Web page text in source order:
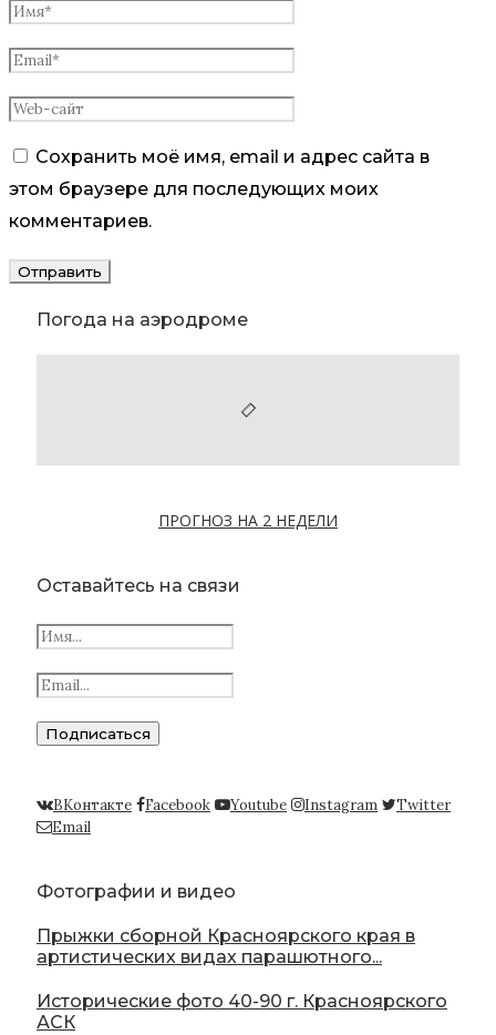
Сохранить моё имя, email и адрес сайта в
этом браузере для последующих моих
комментариев.
Погода на аэродроме
ПРОГНОЗ НА 2 НЕДЕЛИ
Оставайтесь на связи
ВКонтакте Facebook Youtube Instagram
Twitter
Email
Фотографии и видео
Прыжки сборной Красноярского края в
артистических видах парашютного...
Исторические фото 40-90 г. Красноярского
АСК